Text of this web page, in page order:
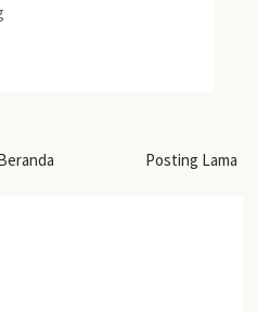
Posting Lama